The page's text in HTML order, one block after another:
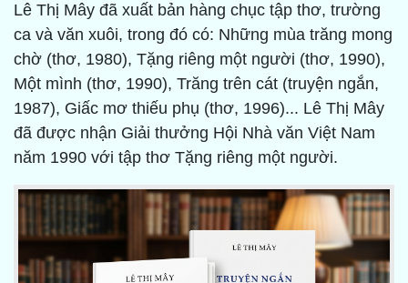
Lê Thị Mây đã xuất bản hàng chục tập thơ, trường
ca và văn xuôi, trong đó có: Những mùa trăng mong
chờ (thơ, 1980), Tặng riêng một người (thơ, 1990),
Một mình (thơ, 1990), Trăng trên cát (truyện ngắn,
1987), Giấc mơ thiếu phụ (thơ, 1996)... Lê Thị Mây
đã được nhận Giải thưởng Hội Nhà văn Việt Nam
năm 1990 với tập thơ Tặng riêng một người.